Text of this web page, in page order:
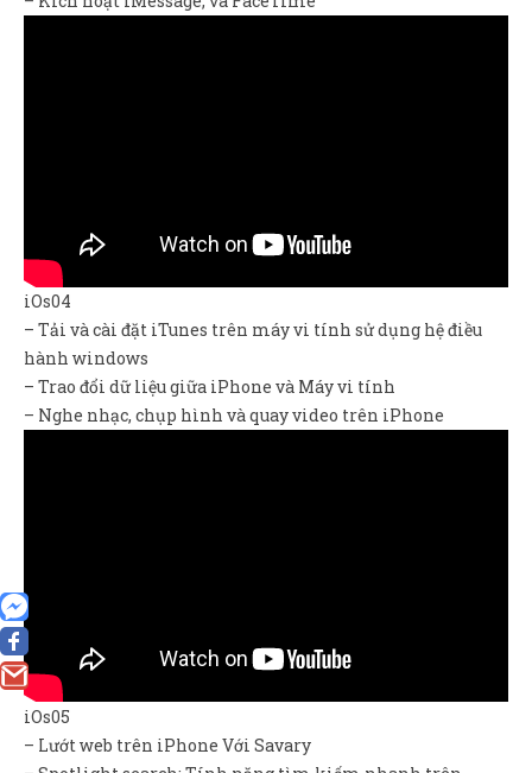
iOs04
– Tải và cài đặt iTunes trên máy vi tính sử dụng hệ điều
hành windows
– Trao đổi dữ liệu giữa iPhone và Máy vi tính
– Nghe nhạc, chụp hình và quay video trên iPhone
iOs05
– Lướt web trên iPhone Với Savary